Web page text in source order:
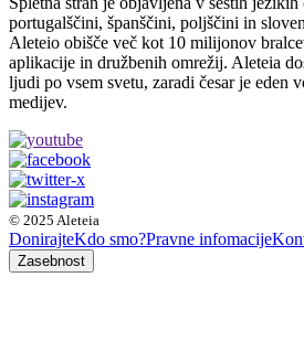
portugalščini, španščini, poljščini in
Aleteio obišče več kot 10 milijonov
aplikacije in družbenih omrežij. Aleteia
ljudi po vsem svetu, zaradi česar je eden
medijev.
© 2025 Aleteia
DonirajteKdo smo?Pravne infomacije
Zasebnost